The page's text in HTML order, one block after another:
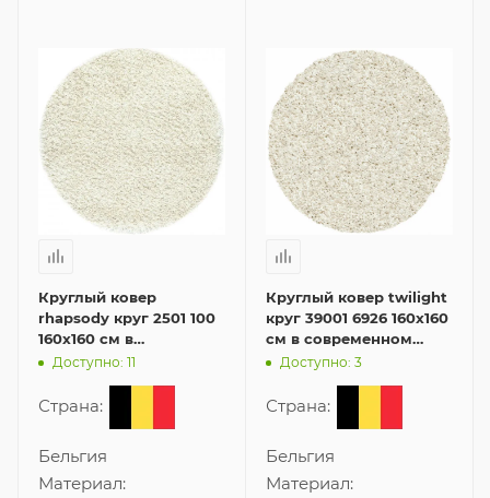
Круглый ковер
rhapsody круг 2501 100
160x160 см в
современном стиле
Доступно: 11
Страна:
Бельгия
Материал:
Круглый ковер twilight
круг 39001 6926 160x160
см в современном
стиле
Доступно: 3
Страна:
Бельгия
Материал: